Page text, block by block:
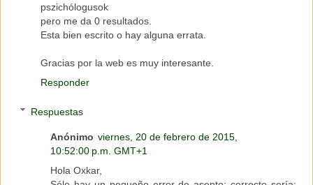
pszichólogusok
pero me da 0 resultados.
Esta bien escrito o hay alguna errata.
Gracias por la web es muy interesante.
Responder
Respuestas
Anónimo viernes, 20 de febrero de 2015,
10:52:00 p.m. GMT+1
Hola Oxkar,